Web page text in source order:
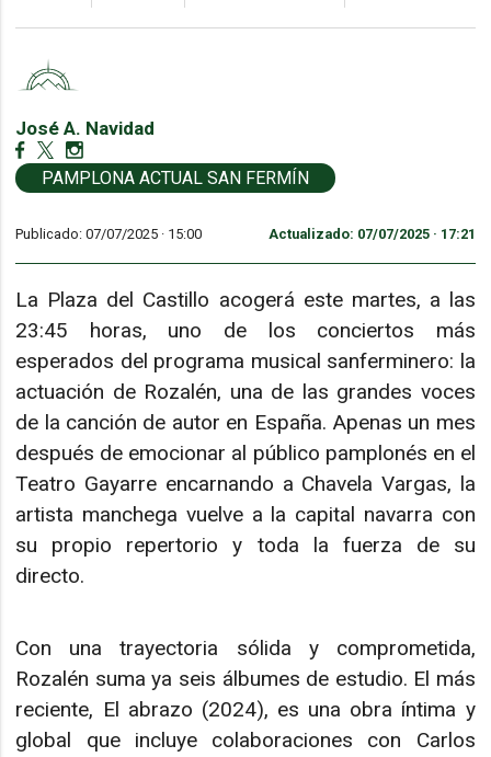
José A. Navidad
PAMPLONA ACTUAL SAN FERMÍN
Publicado: 07/07/2025 · 15:00 Actualizado: 07/07/2025 · 17:21
La Plaza del Castillo acogerá este martes, a las
23:45 horas, uno de los conciertos más
esperados del programa musical sanferminero: la
actuación de Rozalén, una de las grandes voces
de la canción de autor en España. Apenas un mes
después de emocionar al público pamplonés en el
Teatro Gayarre encarnando a Chavela Vargas, la
artista manchega vuelve a la capital navarra con
su propio repertorio y toda la fuerza de su
directo.
Con una trayectoria sólida y comprometida,
Rozalén suma ya seis álbumes de estudio. El más
reciente, El abrazo (2024), es una obra íntima y
global que incluye colaboraciones con Carlos